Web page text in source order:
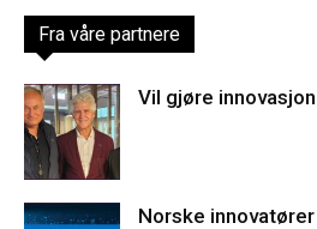
Fra våre partnere
Vil gjøre
Norske